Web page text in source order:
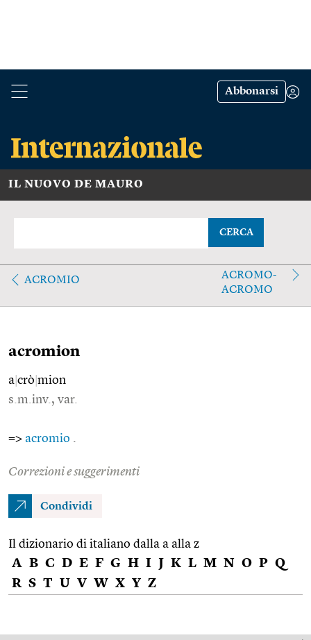
Abbonarsi
IL NUOVO DE MAURO
CERCA
ACROMIO
ACROMO-
ACROMO
acromion
a crò mion
s.m.inv., var.
=> acromio
Correzioni e suggerimenti
Condividi
Il dizionario di italiano dalla a alla z
A B C D E F G H I J K L M N O P Q
R S T U V W X Y Z